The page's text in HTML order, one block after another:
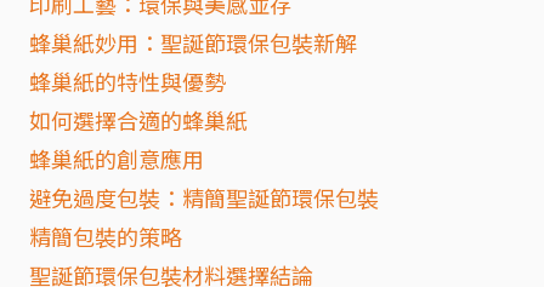
蜂巢紙妙用：聖誕節環保包裝新解
蜂巢紙的特性與優勢
如何選擇合適的蜂巢紙
蜂巢紙的創意應用
避免過度包裝：精簡聖誕節環保包裝
精簡包裝的策略
聖誕節環保包裝材料選擇結論